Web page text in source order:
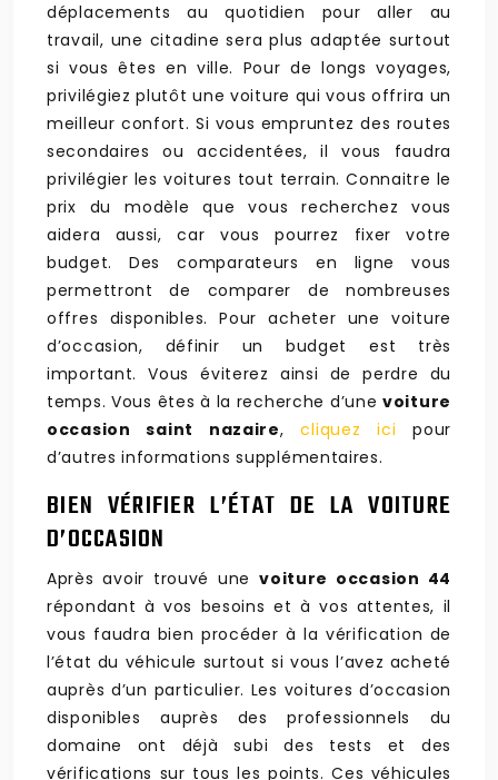
déplacements au quotidien pour aller au
travail, une citadine sera plus adaptée surtout
si vous êtes en ville. Pour de longs voyages,
privilégiez plutôt une voiture qui vous offrira un
meilleur confort. Si vous empruntez des routes
secondaires ou accidentées, il vous faudra
privilégier les voitures tout terrain. Connaitre le
prix du modèle que vous recherchez vous
aidera aussi, car vous pourrez fixer votre
budget. Des comparateurs en ligne vous
permettront de comparer de nombreuses
offres disponibles. Pour acheter une voiture
d’occasion, définir un budget est très
important. Vous éviterez ainsi de perdre du
temps. Vous êtes à la recherche d’unevoiture
occasion saint nazaire,cliquez ici pour
d’autres informations supplémentaires.
BIEN VÉRIFIER L’ÉTAT DE LA VOITURE
D’OCCASION
Après avoir trouvé unevoiture occasion 44
répondant à vos besoins et à vos attentes, il
vous faudra bien procéder à la vérification de
l’état du véhicule surtout si vous l’avez acheté
auprès d’un particulier. Les voitures d’occasion
disponibles auprès des professionnels du
domaine ont déjà subi des tests et des
vérifications sur tous les points. Ces véhicules